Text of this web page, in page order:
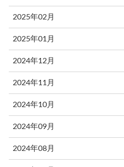
2025年02月
2025年01月
2024年12月
2024年11月
2024年10月
2024年09月
2024年08月